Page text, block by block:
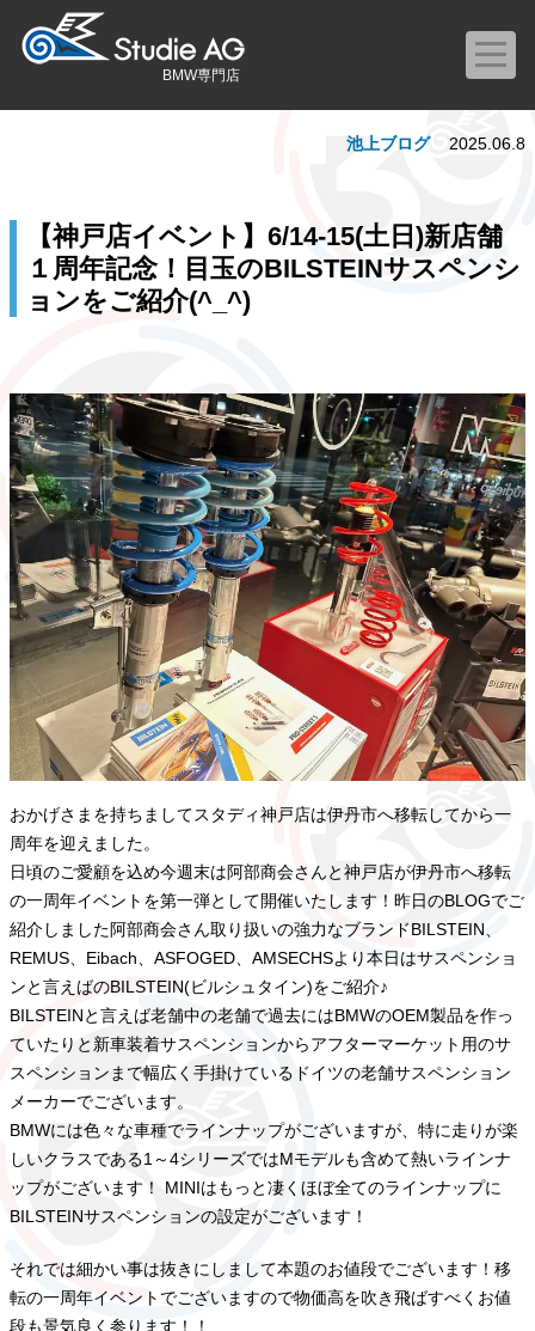
BMW専門店
【神戸店イベント】6/14-15(土日)新店舗
１周年記念！目玉のBILSTEINサスペンシ
ョンをご紹介(^_^)
池上ブログ 2025.06.8
おかげさまを持ちましてスタディ神戸店は伊丹市へ移転してから一
周年を迎えました。
日頃のご愛顧を込め今週末は阿部商会さんと神戸店が伊丹市へ移転
の一周年イベントを第一弾として開催いたします！昨日のBLOGでご
紹介しました阿部商会さん取り扱いの強力なブランドBILSTEIN、
REMUS、Eibach、ASFOGED、AMSECHSより本日はサスペンショ
ンと言えばのBILSTEIN(ビルシュタイン)をご紹介♪
BILSTEINと言えば老舗中の老舗で過去にはBMWのOEM製品を作っ
ていたりと新車装着サスペンションからアフターマーケット用のサ
スペンションまで幅広く手掛けているドイツの老舗サスペンション
メーカーでございます。
BMWには色々な車種でラインナップがございますが、特に走りが楽
しいクラスである1～4シリーズではMモデルも含めて熱いラインナ
ップがございます！ MINIはもっと凄くほぼ全てのラインナップに
BILSTEINサスペンションの設定がございます！
それでは細かい事は抜きにしまして本題のお値段でございます！移
転の一周年イベントでございますので物価高を吹き飛ばすべくお値
段も景気良く参ります！！